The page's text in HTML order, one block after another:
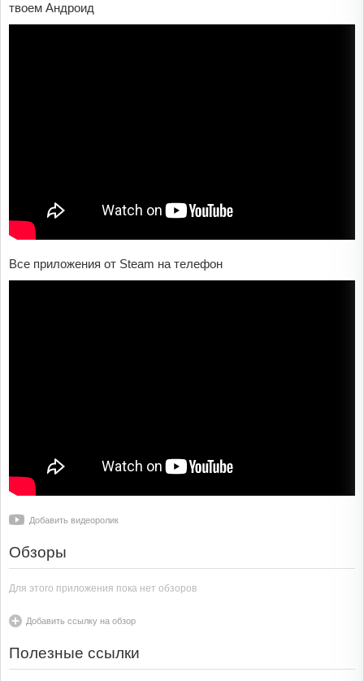
твоем Андроид
Все приложения от Steam на телефон
Добавить видеоролик
Обзоры
Для этого приложения пока нет обзоров
Добавить ссылку на обзор
Полезные ссылки